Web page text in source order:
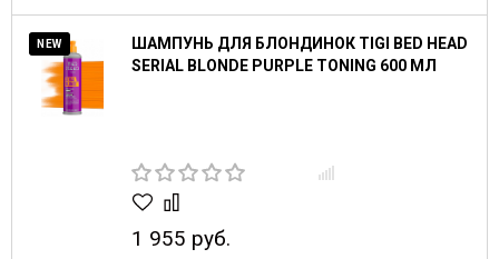
NEW
ШАМПУНЬ ДЛЯ БЛОНДИНОК TIGI BED HEAD
SERIAL BLONDE PURPLE TONING 600 МЛ
1 955 руб.